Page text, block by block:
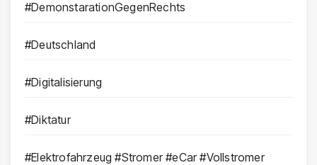
#DemonstarationGegenRechts
#Deutschland
#Digitalisierung
#Diktatur
#Elektrofahrzeug #Stromer #eCar #Vollstromer